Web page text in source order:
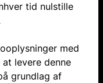
tid nulstille
med
levere denne
grundlag af